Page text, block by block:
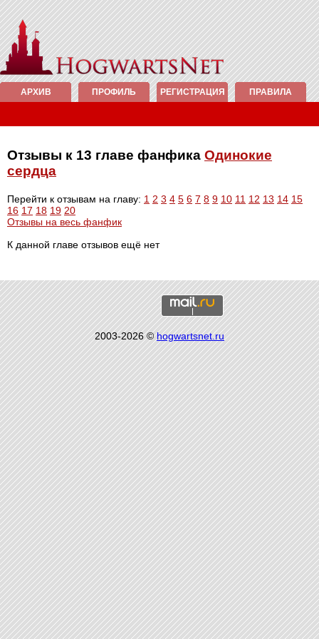
АРХИВ ПРОФИЛЬ РЕГИСТРАЦИЯ ПРАВИЛА
Отзывы к 13 главе фанфика Одинокие
сердца
Перейти к отзывам на главу: 1 2 3 4 5 6 7 8 9 10 11 12 13 14 15
16 17 18 19 20
Отзывы на весь фанфик
К данной главе отзывов ещё нет
2003-2026 ©hogwartsnet.ru